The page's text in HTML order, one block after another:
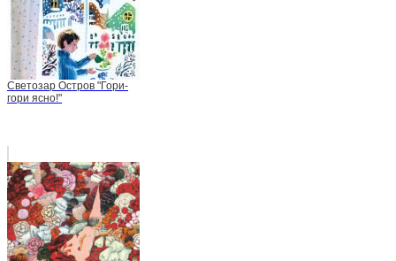
Светозар Остров "Гори-
гори ясно!"